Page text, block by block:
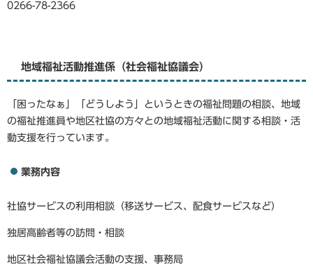
0266-78-2366
地域福祉活動推進係（社会福祉協議会）
「困ったなぁ」「どうしよう」というときの福祉問題の相談、地域
の福祉推進員や地区社協の方々との地域福祉活動に関する相談・活
動支援を行っています。
業務内容
社協サービスの利用相談（移送サービス、配食サービスなど）
独居高齢者等の訪問・相談
地区社会福祉協議会活動の支援、事務局